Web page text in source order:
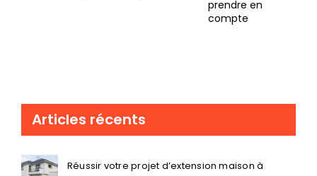
Articles récents
Réussir votre projet d’extension maison à